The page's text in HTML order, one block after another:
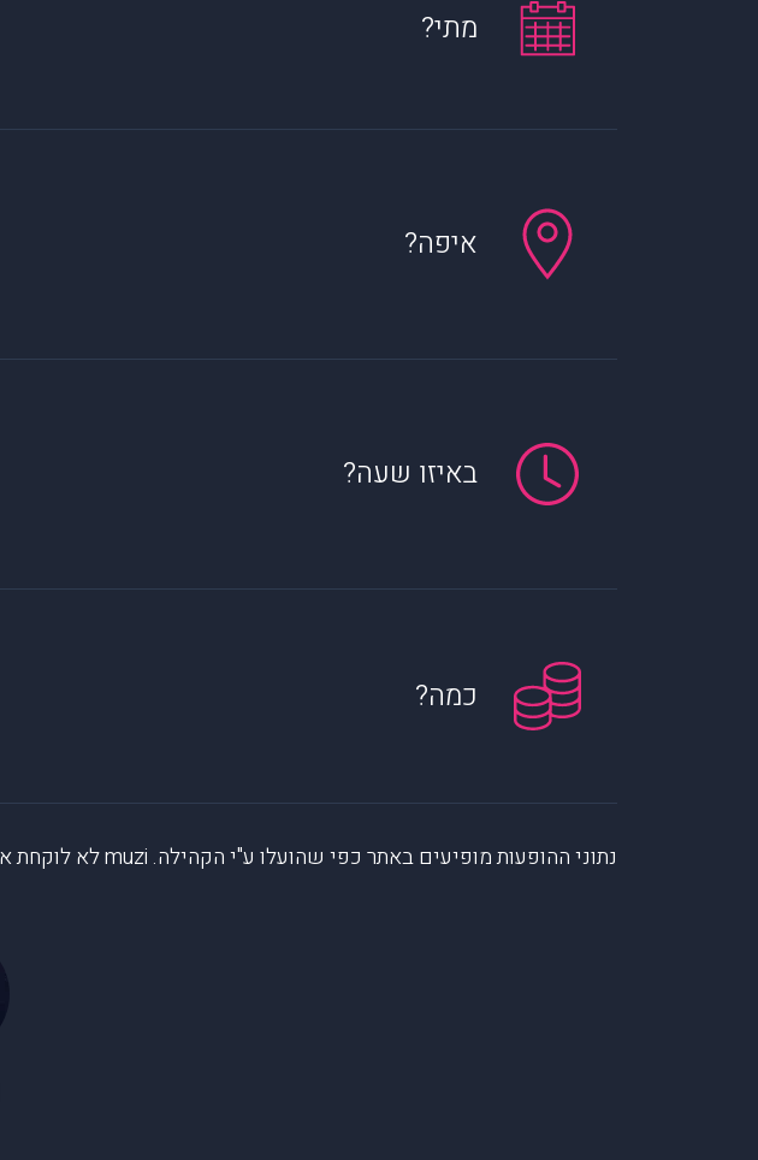
מתי?
איפה?
באיזו שעה?
כמה?
נתוני ההופעות מופיעים באתר כפי שהועלו ע"י הקהילה. muzi לא לוקחת אחריות על המיידעים המוצגים.